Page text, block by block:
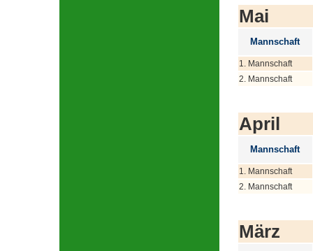
Mai
Mannschaft
1. Mannschaft
2. Mannschaft
April
Mannschaft
1. Mannschaft
2. Mannschaft
März